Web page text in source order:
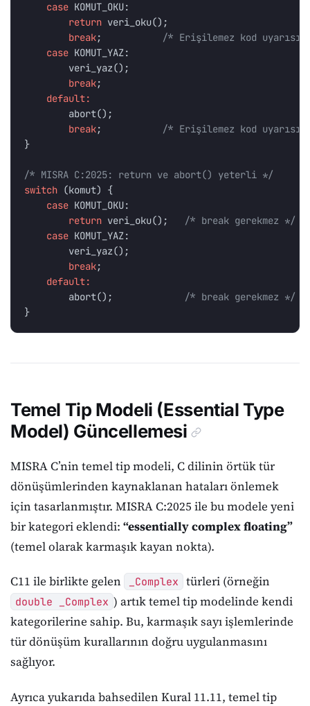
case KOMUT_OKU:
return veri_oku();
break;
/* Erişilemez kod
case KOMUT_YAZ:
veri_yaz();
break;
default:
abort();
break;
/* Erişilemez kod
}
/* MISRA C:2025: return ve abort() yeterli */
switch (komut)
{
case KOMUT_OKU:
return veri_oku();
/* break gerekmez */
case KOMUT_YAZ:
veri_yaz();
break;
default:
abort();
/* break gerekmez */
}
Temel Tip Modeli (Essential Type
Model) Güncellemesi
MISRA C’nin temel tip modeli, C dilinin örtük tür
dönüşümlerinden kaynaklanan hataları önlemek
için tasarlanmıştır. MISRA C:2025 ile bu modele yeni
bir kategori eklendi: “essentially complex floating”
(temel olarak karmaşık kayan nokta).
C11 ile birlikte gelen _Complex türleri (örneğin
double _Complex ) artık temel tip modelinde kendi
kategorilerine sahip. Bu, karmaşık sayı işlemlerinde
tür dönüşüm kurallarının doğru uygulanmasını
sağlıyor.
Ayrıca yukarıda bahsedilen Kural 11.11, temel tip